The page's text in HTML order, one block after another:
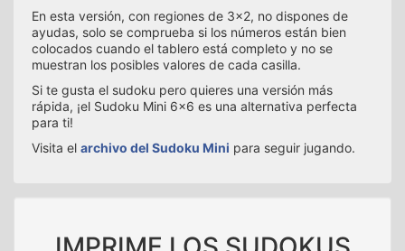
En esta versión, con regiones de 3x2, no dispones de
ayudas, solo se comprueba si los números están bien
colocados cuando el tablero está completo y no se
muestran los posibles valores de cada casilla.
Si te gusta el sudoku pero quieres una versión más
rápida, ¡el Sudoku Mini 6x6 es una alternativa perfecta
para ti!
Visita el archivo del Sudoku Mini para seguir jugando.